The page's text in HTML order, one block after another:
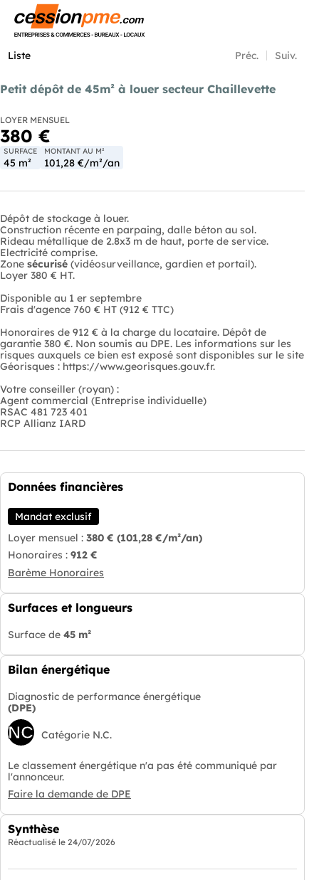
Liste Préc. Suiv.
Petit dépôt de 45m² à louer secteur Chaillevette
LOYER MENSUEL
380 €
SURFACE
45 m²
MONTANT AU M²
101,28 €/m²/an
Dépôt de stockage à louer.
Construction récente en parpaing, dalle béton au sol.
Rideau métallique de 2.8x3 m de haut, porte de service.
Electricité comprise.
Zone sécurisé (vidéosurveillance, gardien et portail).
Loyer 380 € HT.
Disponible au 1 er septembre
Frais d'agence 760 € HT (912 € TTC)
Honoraires de 912 € à la charge du locataire. Dépôt de
garantie 380 €. Non soumis au DPE. Les informations sur les
risques auxquels ce bien est exposé sont disponibles sur le site
Géorisques : https://www.georisques.gouv.fr.
Votre conseiller (royan) :
Agent commercial (Entreprise individuelle)
RSAC 481 723 401
RCP Allianz IARD
Données financières
Mandat exclusif
Loyer mensuel : 380 € (101,28 €/m²/an)
Honoraires : 912 €
Barème Honoraires
Surfaces et longueurs
Surface de 45 m²
Bilan énergétique
Diagnostic de performance énergétique
(DPE)
NC Catégorie N.C.
Le classement énergétique n'a pas été communiqué par
l'annonceur.
Faire la demande de DPE
Synthèse
Réactualisé le 24/07/2026